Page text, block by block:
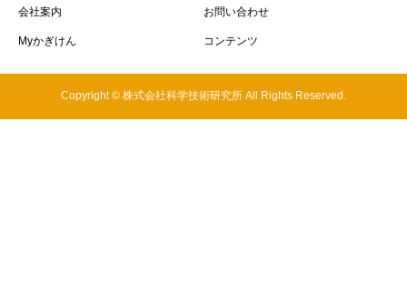
会社案内 お問い合わせ
Myかぎけん コンテンツ
Copyright © 株式会社科学技術研究所 All Rights Reserved.